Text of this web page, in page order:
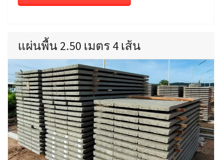
แผ่นพื้น 2.50 เมตร 4 เส้น